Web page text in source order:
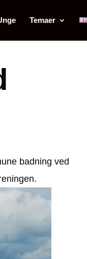
Temaer
badning ved